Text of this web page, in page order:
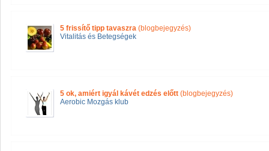
5 frissítő tipp tavaszra (blogbejegyzés)
Vitalitás és Betegségek
5 ok, amiért igyál kávét edzés előtt (blogbejegyzés)
Aerobic Mozgás klub